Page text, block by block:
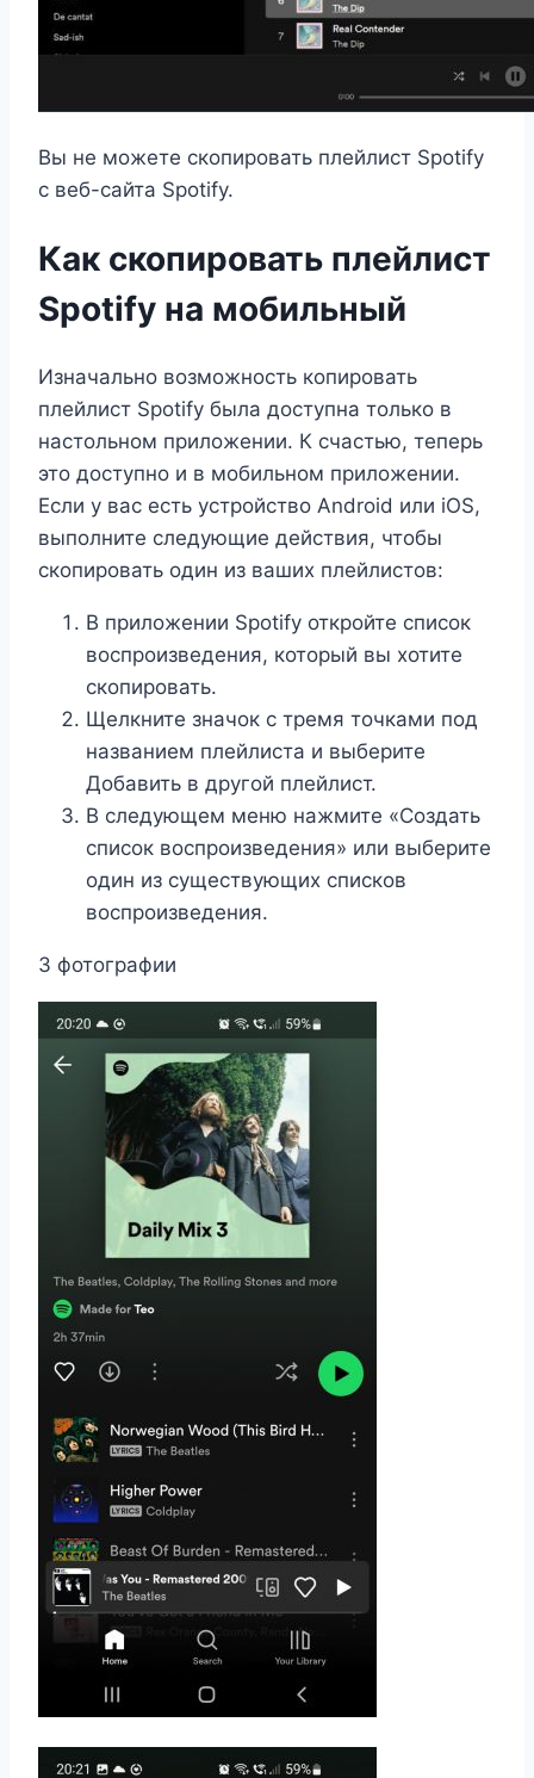
Вы не можете скопировать плейлист Spotify
с веб-сайта Spotify.
Как скопировать плейлист
Spotify на мобильный
Изначально возможность копировать
плейлист Spotify была доступна только в
настольном приложении. К счастью, теперь
это доступно и в мобильном приложении.
Если у вас есть устройство Android или iOS,
выполните следующие действия, чтобы
скопировать один из ваших плейлистов:
В приложении Spotify откройте список
воспроизведения, который вы хотите
скопировать.
Щелкните значок с тремя точками под
названием плейлиста и выберите
Добавить в другой плейлист.
В следующем меню нажмите «Создать
список воспроизведения» или выберите
один из существующих списков
воспроизведения.
3 фотографии